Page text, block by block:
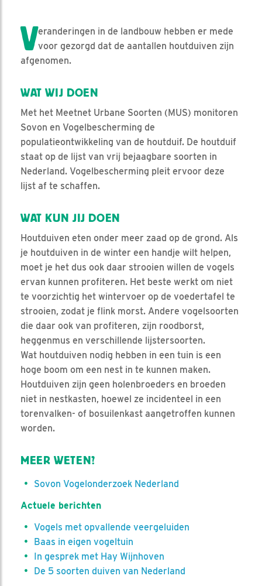
Veranderingen in de landbouw hebben er mede
voor gezorgd dat de aantallen houtduiven zijn
afgenomen.
WAT WIJ DOEN
Met het Meetnet Urbane Soorten (MUS) monitoren
Sovon en Vogelbescherming de
populatieontwikkeling van de houtduif. De houtduif
staat op de lijst van vrij bejaagbare soorten in
Nederland. Vogelbescherming pleit ervoor deze
lijst af te schaffen.
WAT KUN JIJ DOEN
Houtduiven eten onder meer zaad op de grond. Als
je houtduiven in de winter een handje wilt helpen,
moet je het dus ook daar strooien willen de vogels
ervan kunnen profiteren. Het beste werkt om niet
te voorzichtig het wintervoer op de voedertafel te
strooien, zodat je flink morst. Andere vogelsoorten
die daar ook van profiteren, zijn roodborst,
heggenmus en verschillende lijstersoorten.
Wat houtduiven nodig hebben in een tuin is een
hoge boom om een nest in te kunnen maken.
Houtduiven zijn geen holenbroeders en broeden
niet in nestkasten, hoewel ze incidenteel in een
torenvalken- of bosuilenkast aangetroffen kunnen
worden.
MEER WETEN?
Sovon Vogelonderzoek Nederland
Actuele berichten
Vogels met opvallende veergeluiden
Baas in eigen vogeltuin
In gesprek met Hay Wijnhoven
De 5 soorten duiven van Nederland